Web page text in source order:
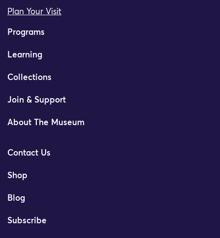
Plan Your Visit
Programs
Learning
Collections
Join & Support
About The Museum
Contact Us
Shop
Blog
Subscribe